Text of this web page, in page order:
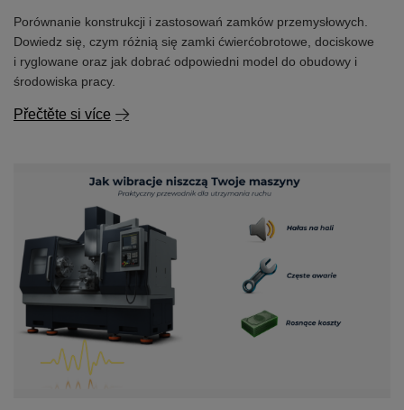
Porównanie konstrukcji i zastosowań zamków przemysłowych.
Dowiedz się, czym różnią się zamki ćwierćobrotowe, dociskowe
i ryglowane oraz jak dobrać odpowiedni model do obudowy i
środowiska pracy.
Přečtěte si více